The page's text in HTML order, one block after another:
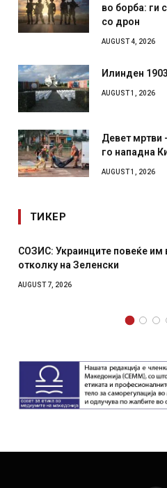
во борба: ги
со дрон
AUGUST 4, 2026
Илинден
AUGUST 1, 2026
Девет мртви
го нападна
AUGUST 1, 2026
ТИКЕР
Рачна бомба
српски град –
AUGUST 6, 2026